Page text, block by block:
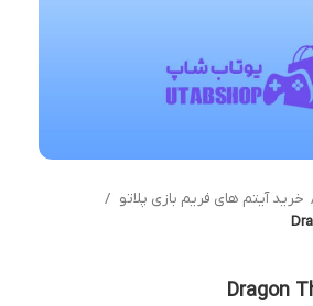
خرید آیتم های فریم بازی پلاتو